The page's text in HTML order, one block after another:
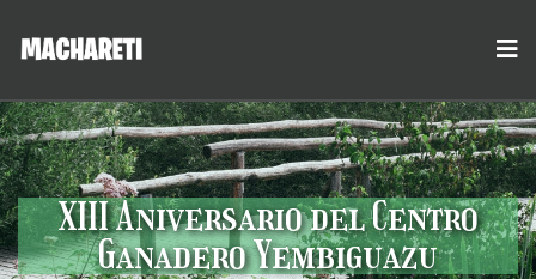
XIII Aniversario del Centro
Ganadero Yembiguazu